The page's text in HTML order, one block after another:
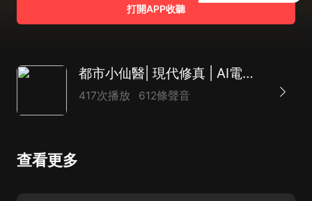
打開APP收聽
都市小仙醫| 現代修真 | AI電子書
417次播放 612條聲音
查看更多